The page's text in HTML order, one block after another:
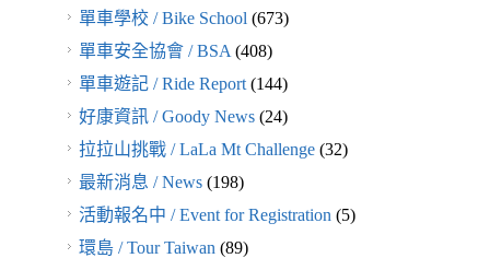
單車學校 / Bike School(673)
單車安全協會 / BSA(408)
單車遊記 / Ride Report(144)
好康資訊 / Goody News(24)
拉拉山挑戰 / LaLa Mt Challenge(32)
最新消息 / News(198)
活動報名中 / Event for Registration(5)
環島 / Tour Taiwan(89)